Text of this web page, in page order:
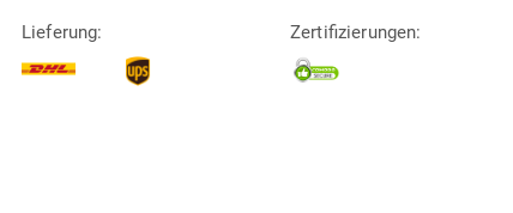
Lieferung: Zertifizierungen: